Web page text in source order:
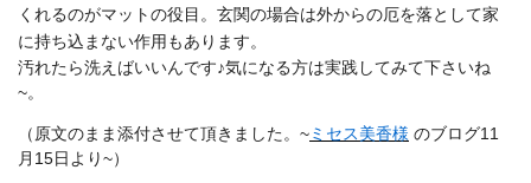
くれるのがマットの役目。玄関の場合は外からの厄を落として家
に持ち込まない作用もあります。
汚れたら洗えばいいんです♪気になる方は実践してみて下さいね
~。
（原文のまま添付させて頂きました。~ミセス美香様 のブログ11
月15日より~）